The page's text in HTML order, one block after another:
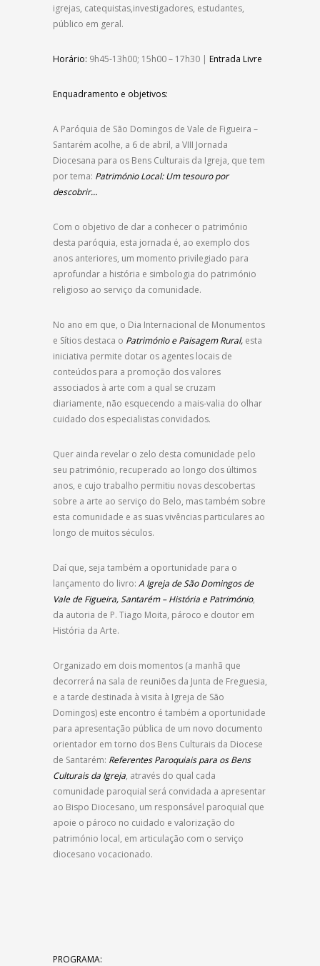
igrejas, catequistas,investigadores, estudantes,
público em geral.
Horário: 9h45-13h00; 15h00 – 17h30 | Entrada Livre
Enquadramento e objetivos:
A Paróquia de São Domingos de Vale de Figueira –
Santarém acolhe, a 6 de abril, a VIII Jornada
Diocesana para os Bens Culturais da Igreja, que tem
por tema: Património Local: Um tesouro por
descobrir…
Com o objetivo de dar a conhecer o património
desta paróquia, esta jornada é, ao exemplo dos
anos anteriores, um momento privilegiado para
aprofundar a história e simbologia do património
religioso ao serviço da comunidade.
No ano em que, o Dia Internacional de Monumentos
e Sítios destaca o Património e Paisagem Rural, esta
iniciativa permite dotar os agentes locais de
conteúdos para a promoção dos valores
associados à arte com a qual se cruzam
diariamente, não esquecendo a mais-valia do olhar
cuidado dos especialistas convidados.
Quer ainda revelar o zelo desta comunidade pelo
seu património, recuperado ao longo dos últimos
anos, e cujo trabalho permitiu novas descobertas
sobre a arte ao serviço do Belo, mas também sobre
esta comunidade e as suas vivências particulares ao
longo de muitos séculos.
Daí que, seja também a oportunidade para o
lançamento do livro: A Igreja de São Domingos de
Vale de Figueira, Santarém – História e Património,
da autoria de P. Tiago Moita, pároco e doutor em
História da Arte.
Organizado em dois momentos (a manhã que
decorrerá na sala de reuniões da Junta de Freguesia,
e a tarde destinada à visita à Igreja de São
Domingos) este encontro é também a oportunidade
para apresentação pública de um novo documento
orientador em torno dos Bens Culturais da Diocese
de Santarém: Referentes Paroquiais para os Bens
Culturais da Igreja, através do qual cada
comunidade paroquial será convidada a apresentar
ao Bispo Diocesano, um responsável paroquial que
apoie o pároco no cuidado e valorização do
património local, em articulação com o serviço
diocesano vocacionado.
PROGRAMA: